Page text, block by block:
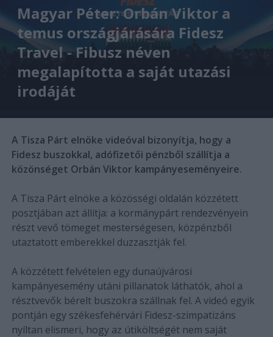
Magyar Péter: Orbán Viktor a
temus országjárására Fidesz
Travel - Fibusz néven
megalapította a saját utazási
irodáját
A Tisza Párt elnöke videóval bizonyítja, hogy a
Fidesz buszokkal, adófizetői pénzből szállítja a
közönséget Orbán Viktor kampányeseményeire.
A Tisza Párt elnöke a közösségi oldalán közzétett
posztjában azt állítja: a kormánypárt rendezvényein
részt vevő tömeget mesterségesen, közpénzből
utaztatott emberekkel duzzasztják fel.
A közzétett felvételen egy dunaújvárosi
kampányesemény utáni pillanatok láthatók, ahol a
résztvevők bérelt buszokra szállnak fel. A videó egyik
pontján egy székesfehérvári Fidesz-szimpatizáns
nyíltan elismeri, hogy az útiköltségét nem saját